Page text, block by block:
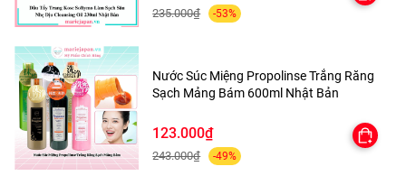
THÔNGTIN CƠ BẢN
- Xuất xứ: Hàn Quốc
235.000₫ -53%
Nước Súc Miệng Propolinse Trắng Răng
Sạch Mảng Bám 600ml Nhật Bản
123.000₫
243.000₫ -49%